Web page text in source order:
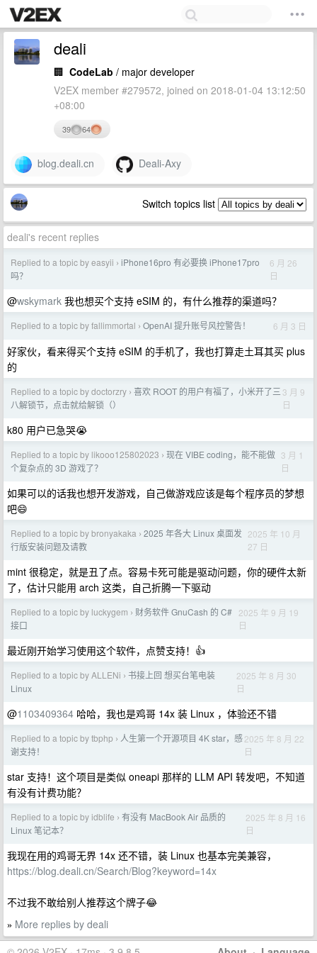
deali
🏢 CodeLab / major developer
V2EX member #279572, joined on 2018-01-04 13:12:50
+08:00
39 64
blog.deali.cn Deali-Axy
Switch topics list
deali's recent replies
Replied to a topic by easyii › iPhone16pro 有必要换 iPhone17pro
吗？
6 月 26
日
@wskymark 我也想买个支持 eSIM 的，有什么推荐的渠道吗？
Replied to a topic by fallimmortal › OpenAI 提升账号风控警告！ 6 月 3 日
好家伙，看来得买个支持 eSIM 的手机了，我也打算走土耳其买 plus
的
Replied to a topic by doctorzry › 喜欢 ROOT 的用户有福了，小米开了三
八解锁节，点击就给解锁（）
3 月 9
日
k80 用户已急哭😭
Replied to a topic by likooo125802023 › 现在 VIBE coding，能不能做
个复杂点的 3D 游戏了？
3 月 1
日
如果可以的话我也想开发游戏，自己做游戏应该是每个程序员的梦想
吧😄
Replied to a topic by bronyakaka › 2025 年各大 Linux 桌面发
行版安装问题及请教
2025 年 10 月
27 日
mint 很稳定，就是丑了点。容易卡死可能是驱动问题，你的硬件太新
了，估计只能用 arch 这类，自己折腾一下驱动
Replied to a topic by luckygem › 财务软件 GnuCash 的 C#
接口
2025 年 9 月 19
日
最近刚开始学习使用这个软件，点赞支持！👍
Replied to a topic by ALLENi › 书接上回 想买台笔电装
Linux
2025 年 8 月 30
日
@1103409364 哈哈，我也是鸡哥 14x 装 Linux ，体验还不错
Replied to a topic by tbphp › 人生第一个开源项目 4K star，感
谢支持！
2025 年 8 月 22
日
star 支持！这个项目是类似 oneapi 那样的 LLM API 转发吧，不知道
有没有计费功能？
Replied to a topic by idblife › 有没有 MacBook Air 品质的
Linux 笔记本？
2025 年 8 月 16
日
我现在用的鸡哥无界 14x 还不错，装 Linux 也基本完美兼容，
https://blog.deali.cn/Search/Blog?keyword=14x
不过我不敢给别人推荐这个牌子😂
» More replies by deali